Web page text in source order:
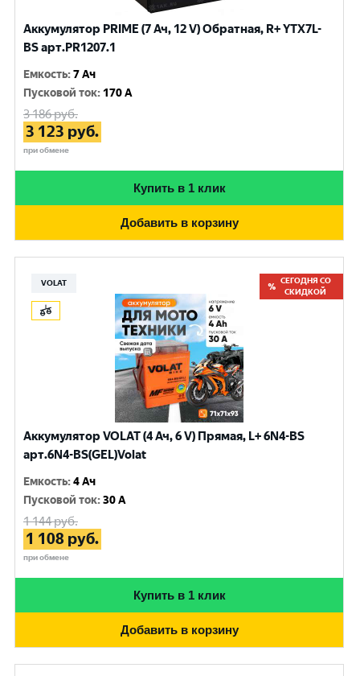
Аккумулятор PRIME (7 Ач, 12 V) Обратная, R+ YTX7L-
BS арт.PR1207.1
Емкость:7 Ач
Пусковой ток: 170 A
3 186руб.
3 123 руб.
при обмене
Купить в 1 клик
Добавить в корзину
VOLAT
СЕГОДНЯ СО
СКИДКОЙ
Аккумулятор VOLAT (4 Ач, 6 V) Прямая, L+ 6N4-BS
арт.6N4-BS(GEL)Volat
Емкость:4 Ач
Пусковой ток:30 A
1 144руб.
1 108 руб.
при обмене
Купить в 1 клик
Добавить в корзину